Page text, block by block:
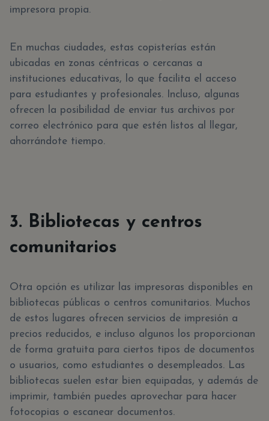
impresora propia.
En muchas ciudades, estas copisterías están
ubicadas en zonas céntricas o cercanas a
instituciones educativas, lo que facilita el acceso
para estudiantes y profesionales. Incluso, algunas
ofrecen la posibilidad de enviar tus archivos por
correo electrónico para que estén listos al llegar,
ahorrándote tiempo.
3. Bibliotecas y centros
comunitarios
Otra opción es utilizar las impresoras disponibles en
bibliotecas públicas o centros comunitarios. Muchos
de estos lugares ofrecen servicios de impresión a
precios reducidos, e incluso algunos los proporcionan
de forma gratuita para ciertos tipos de documentos
o usuarios, como estudiantes o desempleados. Las
bibliotecas suelen estar bien equipadas, y además de
imprimir, también puedes aprovechar para hacer
fotocopias o escanear documentos.